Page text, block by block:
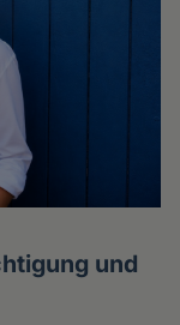
und